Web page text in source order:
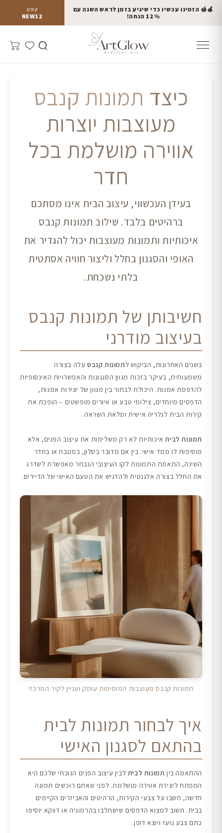
קופון
NEW12
🍎🍯 הזמינו עכשיו כדי שיגיע בזמן לראש השנה עם
12% הנחה!
כיצד תמונות קנבס
מעוצבות יוצרות
אווירה מושלמת בכל
חדר
בעידן העכשווי, עיצוב הבית אינו מסתכם
ברהיטים בלבד. שילוב תמונות קנבס
איכותיות ותמונות מעוצבות יכול להגדיר את
האופי והסגנון בחלל וליצור חוויה אסתטית
בלתי נשכחת.
חשיבותן של תמונות קנבס
בעיצוב מודרני
בשנים האחרונות, הביקוש לתמונות קנבס עלה בצורה
משמעותית, בעיקר בזכות מגוון הסגנונות והאפשרויות האינסופיות
להדפסת אמנות. היכולת לבחור בין מגוון של יצירות אמנות,
הדפסים מיוחדים, צילומי טבע או איורים מופשטים – הופכת את
קירות הבית לגלריה אישית ומלאת השראה.
תמונות לביתאיכותיות לא רק משלימות את עיצוב הפנים, אלא
מוסיפות לו ממד אישי. בין אם מדובר בסלון, במטבח או בחדר
השינה, התאמת התמונות לקו העיצובי הנבחר מאפשרת לשדרג
את החלל בצורה אלגנטית ולהדגיש את הטעם האישי של הדיירים.
תמונות קנבס מעוצבות המוסיפות עומק ועניין לקיר המרכזי
איך לבחור תמונות לבית
בהתאם לסגנון האישי
ההתאמה בין תמונות לבית לבין עיצוב הפנים הנוכחי שלכם היא
המפתח ליצירת אווירה מושלמת. לפני שאתם רוכשים תמונה
חדשה, חשבו על צבעי הקירות, הרהיטים והאביזרים הקיימים
בבית. חשוב למצוא הדפסים שישתלבו בהרמוניה או דווקא יוסיפו
כתם צבע נועז ויוצא דופן.